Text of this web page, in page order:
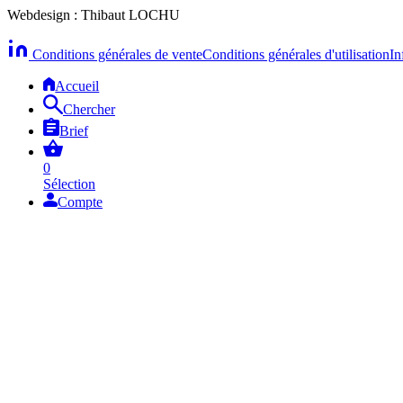
Webdesign : Thibaut LOCHU
Conditions générales de venteConditions générales d'utilisation
Accueil
Chercher
Brief
0
Sélection
Compte